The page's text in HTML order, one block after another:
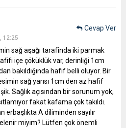
12:25
sağ aşağı tarafinda iki parmak
içe çöküklük var, derinliği 1cm
bakıldığında hafif belli oluyor. Bir
sağ yarısı 1cm den az hafif
Sağlık açısından bir sorunum yok,
fakat kafama çok takıldı.
erbaşlıkta A diliminden sayılır
elenir miyim? Lütfen çok önemli
Cevap Ver